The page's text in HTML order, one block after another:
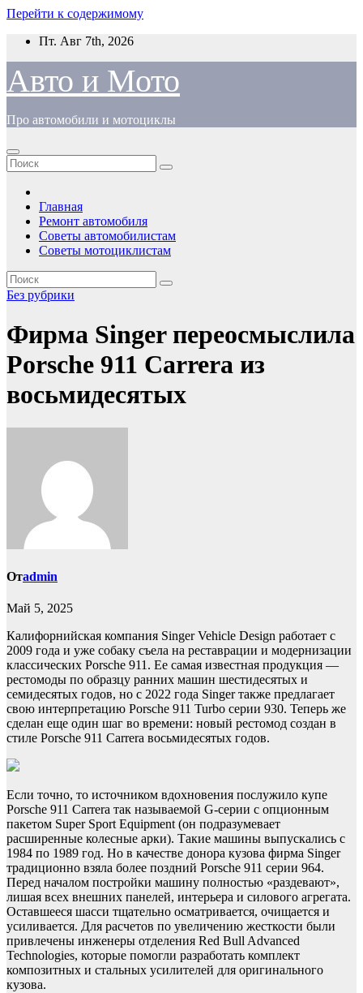
Перейти к содержимому
Пт. Авг 7th, 2026
Авто и Мото
Про автомобили и мотоциклы
Главная
Ремонт автомобиля
Советы автомобилистам
Советы мотоциклистам
Без рубрики
Фирма Singer переосмыслила
Porsche 911 Carrera из
восьмидесятых
Отadmin
Май 5, 2025
Калифорнийская компания Singer Vehicle Design работает с
2009 года и уже собаку съела на реставрации и модернизации
классических Porsche 911. Ее самая известная продукция —
рестомоды по образцу ранних машин шестидесятых и
семидесятых годов, но с 2022 года Singer также предлагает
свою интерпретацию Porsche 911 Turbo серии 930. Теперь же
сделан еще один шаг во времени: новый рестомод создан в
стиле Porsche 911 Carrera восьмидесятых годов.
Если точно, то источником вдохновения послужило купе
Porsche 911 Carrera так называемой G-серии с опционным
пакетом Super Sport Equipment (он подразумевает
расширенные колесные арки). Такие машины выпускались с
1984 по 1989 год. Но в качестве донора кузова фирма Singer
традиционно взяла более поздний Porsche 911 серии 964.
Перед началом постройки машину полностью «раздевают»,
лишая всех внешних панелей, интерьера и силового агрегата.
Оставшееся шасси тщательно осматривается, очищается и
усиливается. Для расчетов по увеличению жесткости были
привлечены инженеры отделения Red Bull Advanced
Technologies, которые помогли разработать комплект
композитных и стальных усилителей для оригинального
кузова.